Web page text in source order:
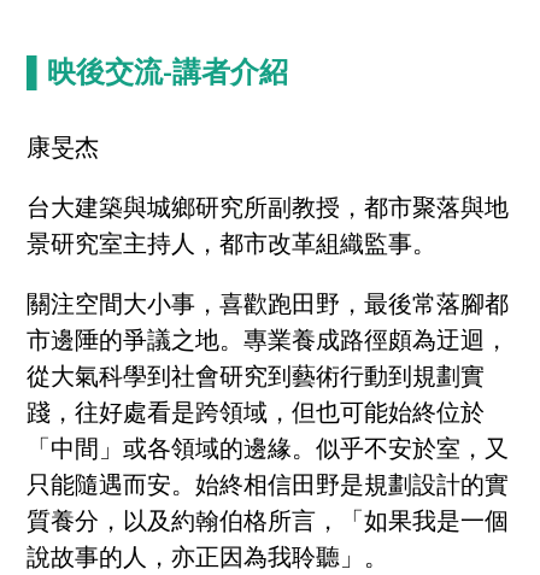
▌映後交流-講者介紹
康旻杰
台大建築與城鄉研究所副教授，都市聚落與地
景研究室主持人，都市改革組織監事。
關注空間大小事，喜歡跑田野，最後常落腳都
市邊陲的爭議之地。專業養成路徑頗為迂迴，
從大氣科學到社會研究到藝術行動到規劃實
踐，往好處看是跨領域，但也可能始終位於
「中間」或各領域的邊緣。似乎不安於室，又
只能隨遇而安。始終相信田野是規劃設計的實
質養分，以及約翰伯格所言，「如果我是一個
說故事的人，亦正因為我聆聽」。